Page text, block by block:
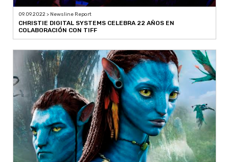
09.09.2022 > Newsline Report
CHRISTIE DIGITAL SYSTEMS CELEBRA 22 AÑOS EN
COLABORACIÓN CON TIFF